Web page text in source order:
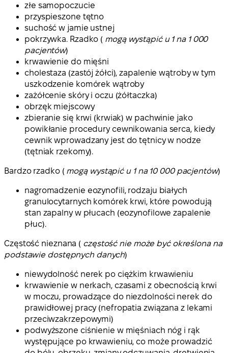
złe samopoczucie
przyspieszone tętno
suchość w jamie ustnej
pokrzywka. Rzadko ( mogą wystąpić u 1 na 1 000
pacjentów)
krwawienie do mięśni
cholestaza (zastój żółci), zapalenie wątroby w tym
uszkodzenie komórek wątroby
zażółcenie skóry i oczu (żółtaczka)
obrzęk miejscowy
zbieranie się krwi (krwiak) w pachwinie jako
powikłanie procedury cewnikowania serca, kiedy
cewnik wprowadzany jest do tętnicy w nodze
(tętniak rzekomy).
Bardzo rzadko ( mogą wystąpić u 1 na 10 000 pacjentów)
nagromadzenie eozynofili, rodzaju białych
granulocytarnych komórek krwi, które powodują
stan zapalny w płucach (eozynofilowe zapalenie
płuc).
Częstość nieznana ( częstość nie może być określona na
podstawie dostępnych danych)
niewydolność nerek po ciężkim krwawieniu
krwawienie w nerkach, czasami z obecnością krwi
w moczu, prowadzące do niezdolności nerek do
prawidłowej pracy (nefropatia związana z lekami
przeciwzakrzepowymi)
podwyższone ciśnienie w mięśniach nóg i rąk
występujące po krwawieniu, co może prowadzić